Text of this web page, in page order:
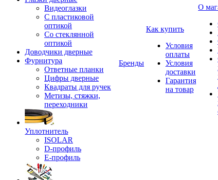
Видеоглазки
С пластиковой
оптикой
Со стеклянной
оптикой
Доводчики дверные
Фурнитура
Ответные планки
Цифры дверные
Квадраты для ручек
Метизы, стяжки,
переходники
Уплотнитель
ISOLAR
D-профиль
Е-профиль
Бренды
Как купить
Условия
оплаты
Условия
доставки
Гарантия
на товар
О